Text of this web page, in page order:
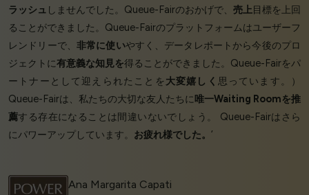
ラッシュ しませんでした。Queue-Fairのおかげで、 売上目標を上回
ることができました。Queue-Fairのプラットフォームはユーザーフ
レンドリーで、 非常に使いやすく、データレポートから今後のプロ
ジェクトに有意義な知見を得ることができました。Queue-Fairをパ
ートナーとして迎えられたことを大変嬉しく 思っています。）
Queue-Fairは、私たちの大切な友人たちに唯一Waiting Roomを推
薦する存在になることは間違いないでしょう。 Queue-Fairはさら
にパワーアップしています。 お疲れ様でした。 ’
Ana Margarita Capati